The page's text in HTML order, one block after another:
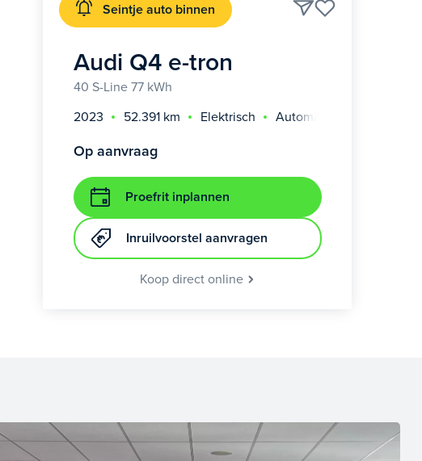
Seintje auto binnen
Audi Q4 e-tron
40 S-Line 77 kWh
2023
52.391 km Elektrisch Automaat
Op aanvraag
Proefrit inplannen
Inruilvoorstel aanvragen
Koop direct online